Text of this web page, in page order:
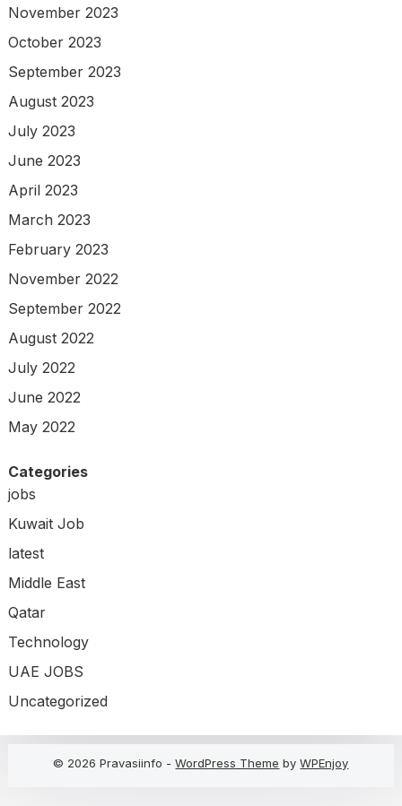
November 2023
October 2023
September 2023
August 2023
July 2023
June 2023
April 2023
March 2023
February 2023
November 2022
September 2022
August 2022
July 2022
June 2022
May 2022
Categories
jobs
Kuwait Job
latest
Middle East
Qatar
Technology
UAE JOBS
Uncategorized
© 2026 Pravasiinfo -WordPress Theme byWPEnjoy